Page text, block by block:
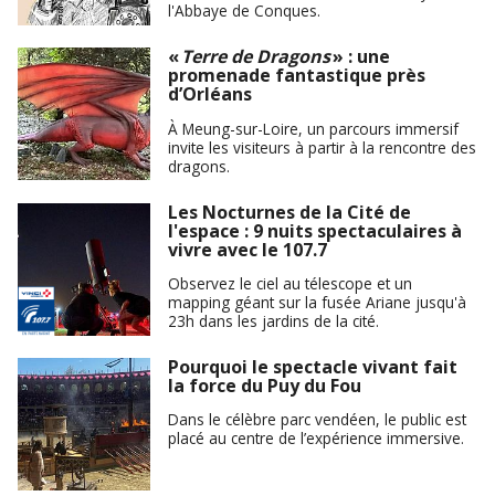
l'Abbaye de Conques.
«Terre de Dragons» : une
promenade fantastique près
d’Orléans
À Meung-sur-Loire, un parcours immersif
invite les visiteurs à partir à la rencontre des
dragons.
Les Nocturnes de la Cité de
l'espace : 9 nuits spectaculaires à
vivre avec le 107.7
Observez le ciel au télescope et un
mapping géant sur la fusée Ariane jusqu'à
23h dans les jardins de la cité.
Pourquoi le spectacle vivant fait
la force du Puy du Fou
Dans le célèbre parc vendéen, le public est
placé au centre de l’expérience immersive.